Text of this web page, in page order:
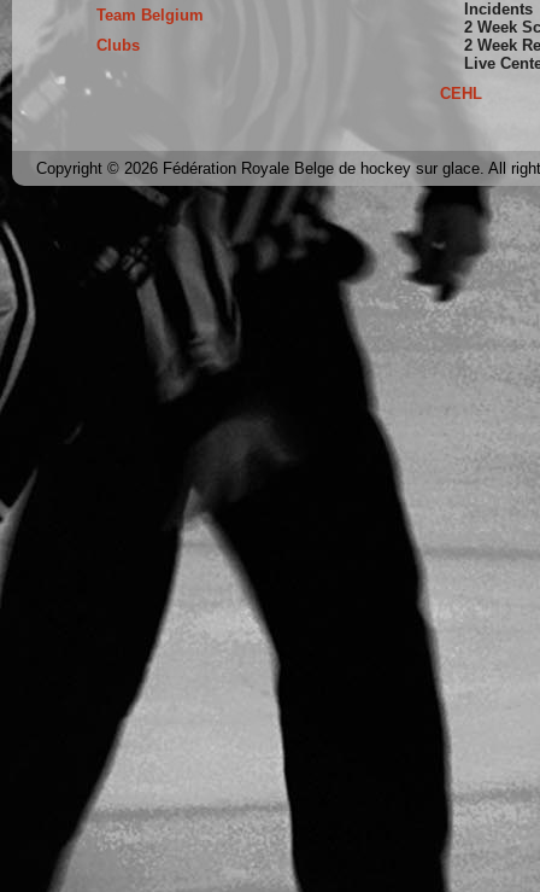
Team Belgium
Clubs
Incidents
2 Week
2 Week
Live
CEHL
Copyright © 2026 Fédération Royale Belge de hockey sur glace. All